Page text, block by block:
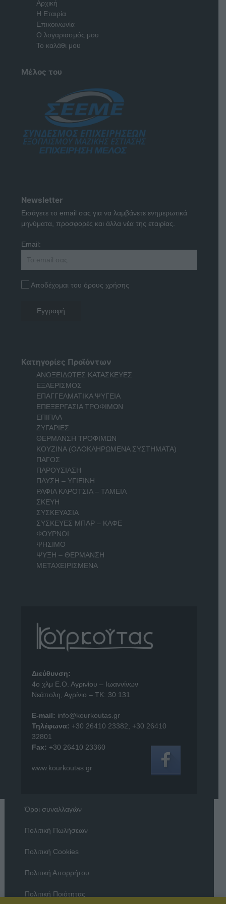
Αρχική
Η Εταιρία
Επικοινωνία
Ο λογαριασμός μου
Το καλάθι μου
Μέλος του
Newsletter
Εισάγετε το email σας για να λαμβάνετε ενημερωτικά
μηνύματα, προσφορές και άλλα νέα της εταιρίας.
Email:
Αποδέχομαι του όρους χρήσης
Κατηγορίες Προϊόντων
ΑΝΟΞΕΙΔΩΤΕΣ ΚΑΤΑΣΚΕΥΕΣ
ΕΞΑΕΡΙΣΜΟΣ
ΕΠΑΓΓΕΛΜΑΤΙΚΑ ΨΥΓΕΙΑ
ΕΠΕΞΕΡΓΑΣΙΑ ΤΡΟΦΙΜΩΝ
ΕΠΙΠΛΑ
ΖΥΓΑΡΙΕΣ
ΘΕΡΜΑΝΣΗ ΤΡΟΦΙΜΩΝ
ΚΟΥΖΙΝΑ (ΟΛΟΚΛΗΡΩΜΕΝΑ ΣΥΣΤΗΜΑΤΑ)
ΠΑΓΟΣ
ΠΑΡΟΥΣΙΑΣΗ
ΠΛΥΣΗ – ΥΓΙΕΙΝΗ
ΡΑΦΙΑ ΚΑΡΟΤΣΙΑ – ΤΑΜΕΙΑ
ΣΚΕΥΗ
ΣΥΣΚΕΥΑΣΙΑ
ΣΥΣΚΕΥΕΣ ΜΠΑΡ – ΚΑΦΕ
ΦΟΥΡΝΟΙ
ΨΗΣΙΜΟ
ΨΥΞΗ – ΘΕΡΜΑΝΣΗ
ΜΕΤΑΧΕΙΡΙΣΜΕΝΑ
Διεύθυνση:
4o χλμ Ε.Ο. Αγρινίου – Ιωαννίνων
Νεάπολη, Αγρίνιο – ΤΚ: 30 131
E-mail: info@kourkoutas.gr
Τηλέφωνα: +30 26410 23382
+30 26410
32801
Fax: +30 26410 23360
www.kourkoutas.gr
Όροι συναλλαγών
Πολιτική Πωλήσεων
Πολιτική Cookies
Πολιτική Απορρήτου
Πολιτική Ποιότητας